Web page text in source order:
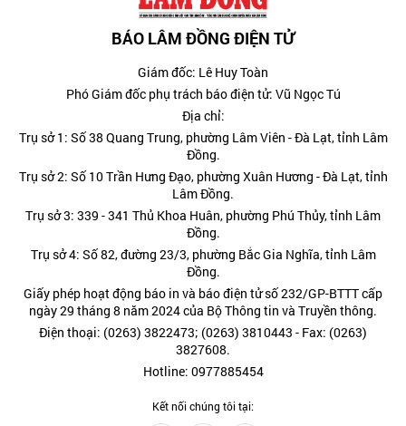
BÁO LÂM ĐỒNG ĐIỆN TỬ
Giám đốc: Lê Huy Toàn
Phó Giám đốc phụ trách báo điện tử: Vũ Ngọc Tú
Địa chỉ:
Trụ sở 1: Số 38 Quang Trung, phường Lâm Viên - Đà Lạt, tỉnh Lâm
Đồng.
Trụ sở 2: Số 10 Trần Hưng Đạo, phường Xuân Hương - Đà Lạt, tỉnh
Lâm Đồng.
Trụ sở 3: 339 - 341 Thủ Khoa Huân, phường Phú Thủy, tỉnh Lâm
Đồng.
Trụ sở 4: Số 82, đường 23/3, phường Bắc Gia Nghĩa, tỉnh Lâm
Đồng.
Giấy phép hoạt động báo in và báo điện tử số 232/GP-BTTT cấp
ngày 29 tháng 8 năm 2024 của Bộ Thông tin và Truyền thông.
Điện thoại: (0263) 3822473; (0263) 3810443 - Fax: (0263)
3827608.
Hotline: 0977885454
Kết nối chúng tôi tại: